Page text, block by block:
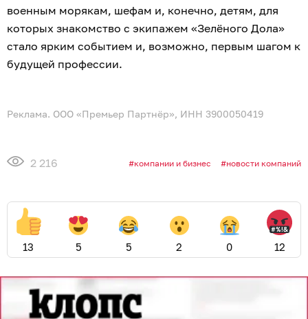
военным морякам, шефам и, конечно, детям, для
которых знакомство с экипажем «Зелёного Дола»
стало ярким событием и, возможно, первым шагом к
будущей профессии.
Реклама. ООО «Премьер Партнёр», ИНН 3900050419
2 216 компании и бизнес новости компаний
13 5 5 2 0 12